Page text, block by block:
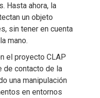
Hasta ahora, la
un objeto
sin tener en cuenta
mano.
el proyecto CLAP
de contacto de la
una manipulación
en entornos